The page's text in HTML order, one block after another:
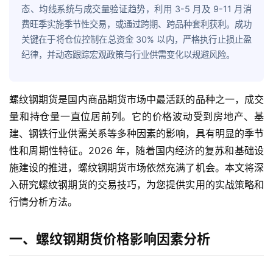
态、均线系统与成交量验证趋势，利用 3-5 月及 9-11 月消
费旺季实施季节性交易，或通过跨期、跨品种套利获利。成功
关键在于将仓位控制在总资金 30% 以内，严格执行止损止盈
纪律，并动态跟踪宏观政策与行业供需变化以规避风险。
螺纹钢期货是国内商品期货市场中最活跃的品种之一，成交
量和持仓量一直位居前列。它的价格波动受到房地产、基
建、钢铁行业供需关系等多种因素的影响，具有明显的季节
性和周期性特征。2026 年，随着国内经济的复苏和基础设
施建设的推进，螺纹钢期货市场依然充满了机会。本文将深
入研究螺纹钢期货的交易技巧，为您提供实用的实战策略和
行情分析方法。
一、螺纹钢期货价格影响因素分析